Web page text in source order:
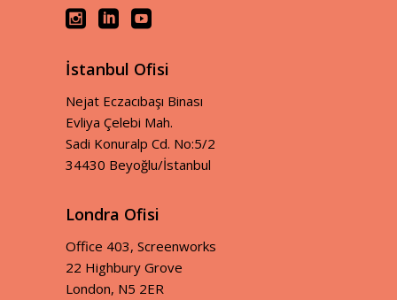
İstanbul Ofisi
Nejat Eczacıbaşı Binası
Evliya Çelebi Mah.
Sadi Konuralp Cd. No:5/2
34430 Beyoğlu/İstanbul
Londra Ofisi
Office 403, Screenworks
22 Highbury Grove
London, N5 2ER